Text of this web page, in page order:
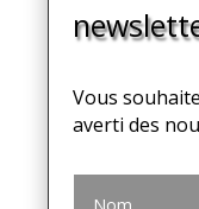
Vous
averti des